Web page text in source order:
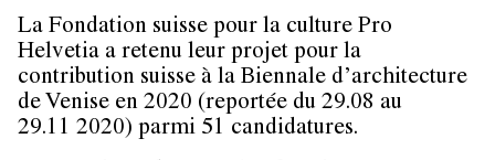
La Fondation suisse pour la culture Pro
Helvetia a retenu leur projet pour la
contribution suisse à la Biennale d’architecture
de Venise en 2020 (reportée du 29.08 au
29.11 2020) parmi 51 candidatures.